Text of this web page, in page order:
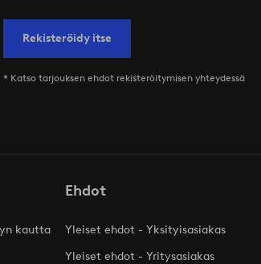
Rekisteröidy itse
* Katso tarjouksen ehdot rekisteröitymisen yhteydessä
kautta
Ehdot
Yleiset ehdot - Yksityisasiakas
Yleiset ehdot - Yritysasiakas